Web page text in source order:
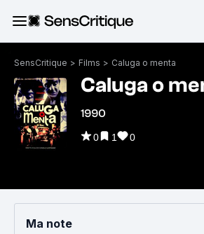
SensCritique > Films > Caluga o menta
Caluga o
1990
0 1 0
Ma note